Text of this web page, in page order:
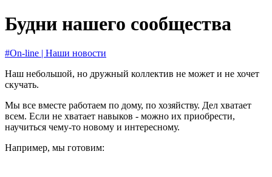
Будни нашего сообщества
#On-line | Наши новости
Наш небольшой, но дружный коллектив не может и не хочет
скучать.
Мы все вместе работаем по дому, по хозяйству. Дел хватает
всем. Если не хватает навыков - можно их приобрести,
научиться чему-то новому и интересному.
Например, мы готовим: